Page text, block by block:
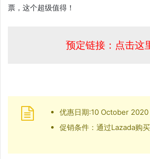
票，这个超级值得！
预定链接：点击这
优惠日期:10 October 2020
促销条件：通过Lazada购